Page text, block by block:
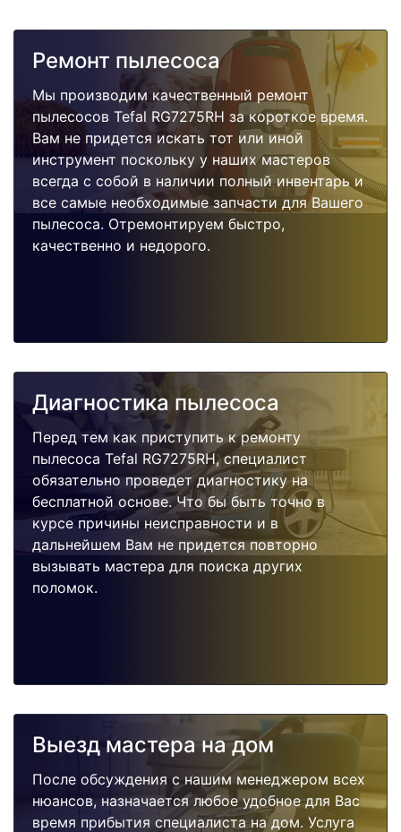
Ремонт пылесоса
Мы производим качественный ремонт
пылесосов Tefal RG7275RH за короткое время.
Вам не придется искать тот или иной
инструмент поскольку у наших мастеров
всегда с собой в наличии полный инвентарь и
все самые необходимые запчасти для Вашего
пылесоса. Отремонтируем быстро,
качественно и недорого.
Диагностика пылесоса
Перед тем как приступить к ремонту
пылесоса Tefal RG7275RH, специалист
обязательно проведет диагностику на
бесплатной основе. Что бы быть точно в
курсе причины неисправности и в
дальнейшем Вам не придется повторно
вызывать мастера для поиска других
поломок.
Выезд мастера на дом
После обсуждения с нашим менеджером всех
нюансов, назначается любое удобное для Вас
время прибытия специалиста на дом. Услуга